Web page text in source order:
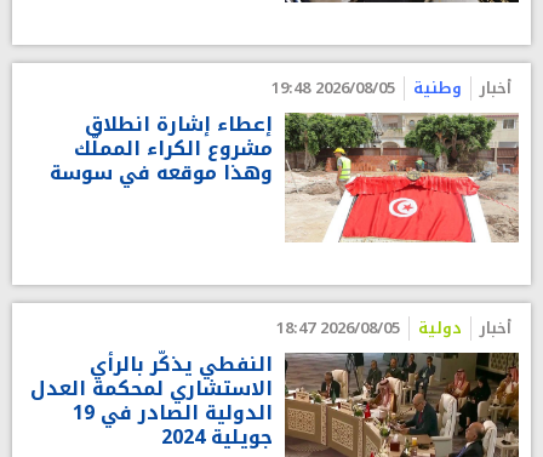
أخبار وطنية 2026/08/05 19:48
إعطاء إشارة انطلاق
مشروع الكراء المملّك
وهذا موقعه في سوسة
أخبار دولية 2026/08/05 18:47
النفطي يذكّر بالرأي
الاستشاري لمحكمة العدل
الدولية الصادر في 19
جويلية 2024